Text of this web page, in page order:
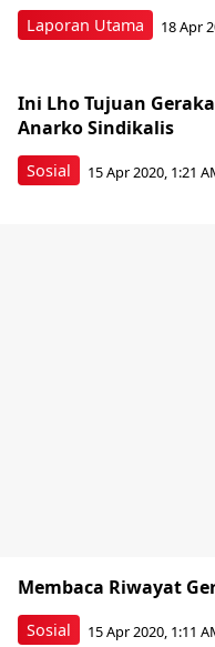
Laporan Utama 18 Apr
Sosial
Ini Lho Tujuan
Anarko Sindikalis
15 Apr 2020, 1:21
Sosial
Membaca Riwayat
15 Apr 2020, 1:11